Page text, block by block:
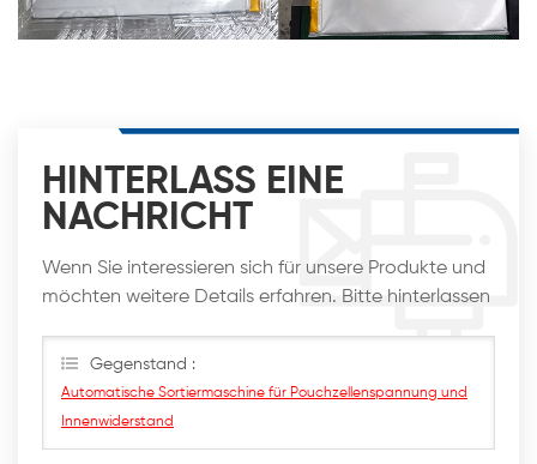
HINTERLASS EINE
NACHRICHT
Wenn Sie interessieren sich für unsere Produkte und
möchten weitere Details erfahren. Bitte hinterlassen
wie möglich antworten
Gegenstand :
Automatische Sortiermaschine für Pouchzellenspannung und
Innenwiderstand